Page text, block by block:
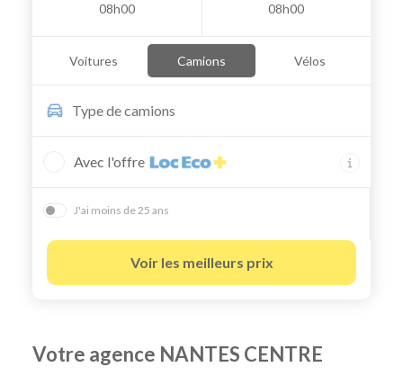
08h00
08h00
Voitures Camions Vélos
Type decamions
Avec l'offre
J'ai moins de 25 ans
Voir les meilleurs prix
Votre agence NANTES CENTRE